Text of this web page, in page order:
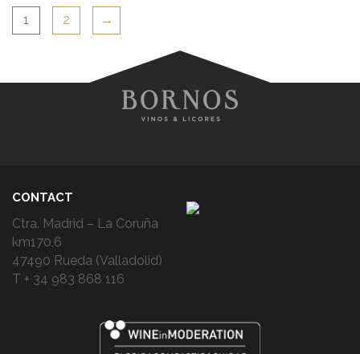
1 2 →
CONTACT
Ctra. Madrid – La Coruña
km170,6
47490 Rueda (Valladolid)
T + 34 983 868 116